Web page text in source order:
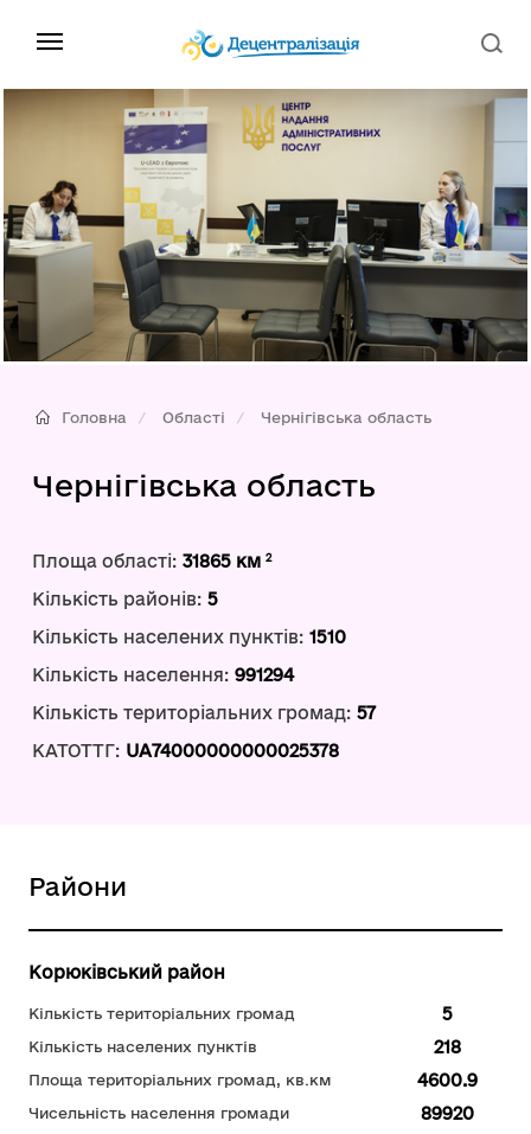
Головна Області Чернігівська область
Чернігівська область
Площа області: 31865 км 2
Кількість районів: 5
Кількість населених пунктів: 1510
Кількість населення: 991294
Кількість територіальних громад: 57
КАТОТТГ: UA74000000000025378
Райони
Корюківський район
Кількість територіальних громад 5
Кількість населених пунктів 218
Площа територіальних громад, кв.км 4600.9
Чисельність населення громади 89920